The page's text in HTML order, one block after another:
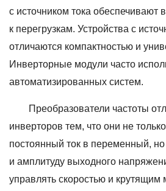
с источником тока обеспечивают
к перегрузкам. Устройства с
отличаются компактностью и
Инверторные модули часто
автоматизированных систем.
Преобразователи частоты
инверторов тем, что они не
постоянный ток в переменный, но
и амплитуду выходного
управлять скоростью и крутящим